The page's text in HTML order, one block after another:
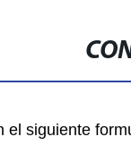
siguiente